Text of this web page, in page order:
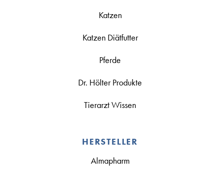
Katzen
Katzen Diätfutter
Pferde
Dr. Hölter Produkte
Tierarzt Wissen
HERSTELLER
Almapharm